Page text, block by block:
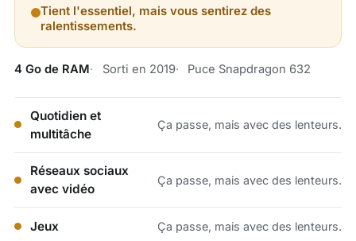
Tient l'essentiel, mais vous sentirez des
ralentissements.
4 Go de RAM Sorti en 2019 Puce Snapdragon 632
Quotidien et
multitâche
Ça passe, mais avec des lenteurs.
Réseaux sociaux
avec vidéo
Ça passe, mais avec des lenteurs.
Jeux Ça passe, mais avec des lenteurs.